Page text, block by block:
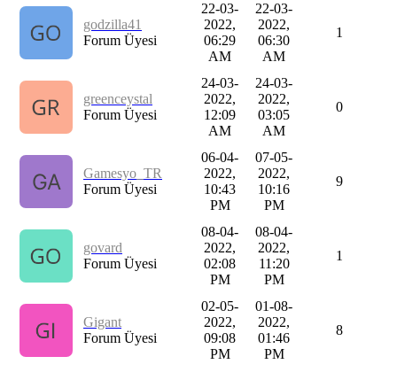
godzilla41
Forum Üyesi
22-03-
2022,
06:29
AM
22-03-
2022,
06:30
AM
1
greenceystal
Forum Üyesi
24-03-
2022,
12:09
AM
24-03-
2022,
03:05
AM
0
Gamesyo_TR
Forum Üyesi
06-04-
2022,
10:43
PM
07-05-
2022,
10:16
PM
9
govard
Forum Üyesi
08-04-
2022,
02:08
PM
08-04-
2022,
11:20
PM
1
Gigant
Forum Üyesi
02-05-
2022,
09:08
PM
01-08-
2022,
01:46
PM
8